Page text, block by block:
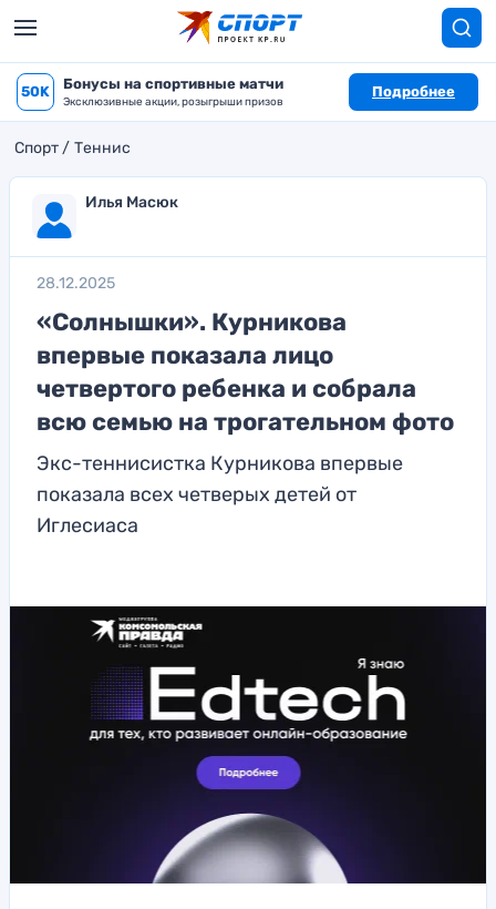
50K Бонусы на спортивные матчи
Эксклюзивные акции, розыгрыши призов
Подробнее
Спорт Теннис
Илья Масюк
28.12.2025
«Солнышки». Курникова
впервые показала лицо
четвертого ребенка и собрала
всю семью на трогательном фото
Экс-теннисистка Курникова впервые
показала всех четверых детей от
Иглесиаса